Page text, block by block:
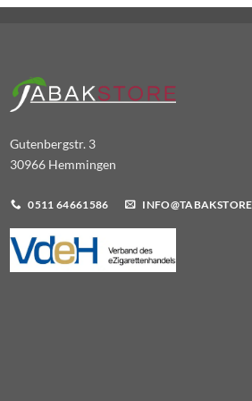
Gutenbergstr. 3
30966 Hemmingen
0511 64661586